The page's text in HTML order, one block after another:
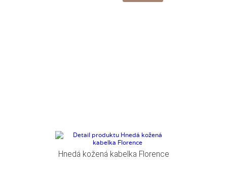
Hnedá kožená kabelka Florence